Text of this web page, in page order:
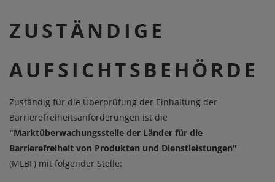
ZUSTÄNDIGE
AUFSICHTSBEHÖRDE
Zuständig für die Überprüfung der Einhaltung der
Barrierefreiheitsanforderungen ist die
"Marktüberwachungsstelle der Länder für die
Barrierefreiheit von Produkten und Dienstleistungen"
(MLBF) mit folgender Stelle: